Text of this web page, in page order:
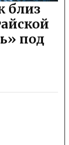
близ
под